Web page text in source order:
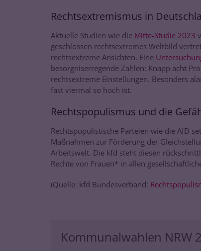
Rechtsextremismus in
Aktuelle Studien wie die Mitte-Studie 2023
geschlossen rechtsextremes Weltbild
rechtsextreme Ansichten. Eine
besorgniserregende Zahlen: Knapp acht
rechtsextreme Einstellungen. Besonders
fast viermal so hoch ist.
Rechtspopulismus und die
Rechtspopulistische Parteien wie die AfD
Maßnahmen zur Förderung der
Arbeitswelt. Die kfd steht diesen
Rechte von Frauen* in allen
(Quelle: kfd Bundesverband:
Kommunalwahlen NRW